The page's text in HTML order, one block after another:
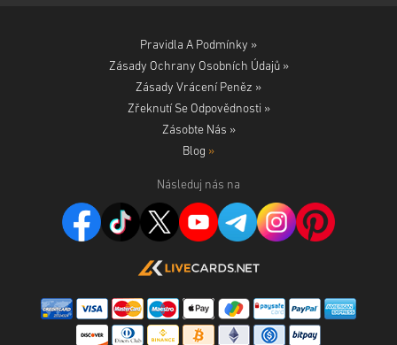
Pravidla A Podmínky »
Zásady Ochrany Osobních Údajů »
Zásady Vrácení Peněz »
Zřeknutí Se Odpovědnosti »
Zásobte Nás »
Blog »
Následuj nás na